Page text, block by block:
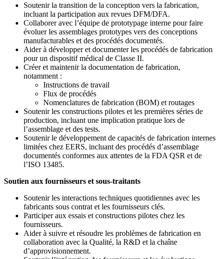
Soutenir la transition de la conception vers la fabrication,
incluant la participation aux revues DFM/DFA.
Collaborer avec l’équipe de prototypage interne pour faire
évoluer les assemblages prototypes vers des conceptions
manufacturables et des procédés documentés.
Aider à développer et documenter les procédés de fabrication
pour un dispositif médical de Classe II.
Créer et maintenir la documentation de fabrication,
notamment :
Instructions de travail
Flux de procédés
Nomenclatures de fabrication (BOM) et routages
Soutenir les constructions pilotes et les premières séries de
production, incluant une implication pratique lors de
l’assemblage et des tests.
Soutenir le développement de capacités de fabrication internes
limitées chez EERS, incluant des procédés d’assemblage
documentés conformes aux attentes de la FDA QSR et de
l’ISO 13485.
Soutien aux fournisseurs et sous-traitants
Soutenir les interactions techniques quotidiennes avec les
fabricants sous contrat et les fournisseurs clés.
Participer aux essais et constructions pilotes chez les
fournisseurs.
Aider à suivre et résoudre les problèmes de fabrication en
collaboration avec la Qualité, la R&D et la chaîne
d’approvisionnement.